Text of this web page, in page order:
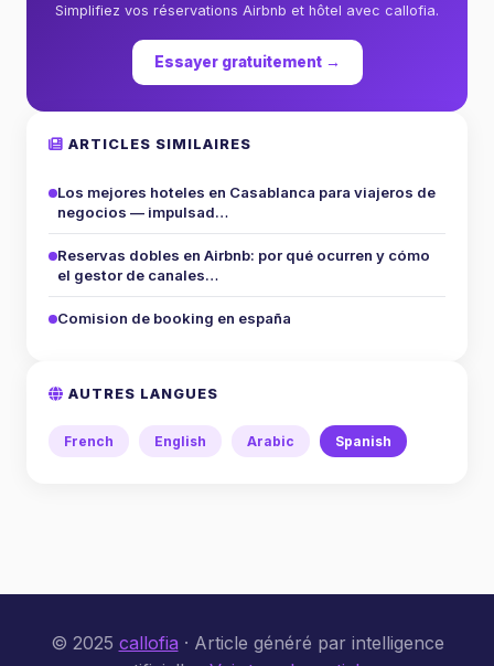
Simplifiez vos réservations Airbnb et hôtel avec callofia.
Essayer gratuitement →
ARTICLES SIMILAIRES
Los mejores hoteles en Casablanca para viajeros de
negocios — impulsad…
Reservas dobles en Airbnb: por qué ocurren y cómo
el gestor de canales…
Comision de booking en españa
AUTRES LANGUES
French English Arabic Spanish
© 2025 callofia · Article généré par intelligence